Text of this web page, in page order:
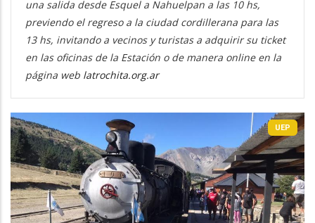
una salida desde Esquel a Nahuelpan a las 10 hs,
previendo el regreso a la ciudad cordillerana para las
13 hs, invitando a vecinos y turistas a adquirir su ticket
en las oficinas de la Estación o de manera online en la
página web latrochita.org.ar
UEP